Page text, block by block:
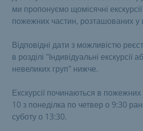
ми пропонуємо щомісячні
пожежних частин, розташованих у
Відповідні дати з можливістю
в розділі "Індивідуальні екскурсії
невеликих груп" нижче.
Екскурсії починаються в
10 з понеділка по четвер о 9:30
суботу о 13:30.